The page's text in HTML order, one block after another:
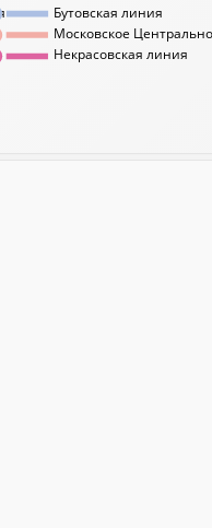
Бутовская линия
Московское
Некрасовская линия